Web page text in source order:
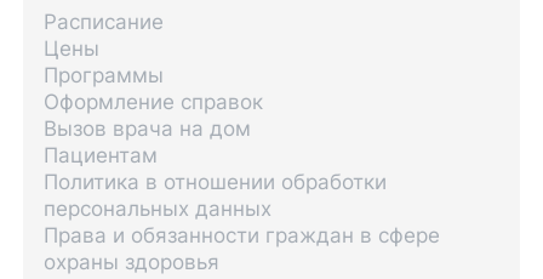
Расписание
Цены
Программы
Оформление справок
Вызов врача на дом
Пациентам
Политика в отношении обработки
персональных данных
Права и обязанности граждан в сфере
охраны здоровья